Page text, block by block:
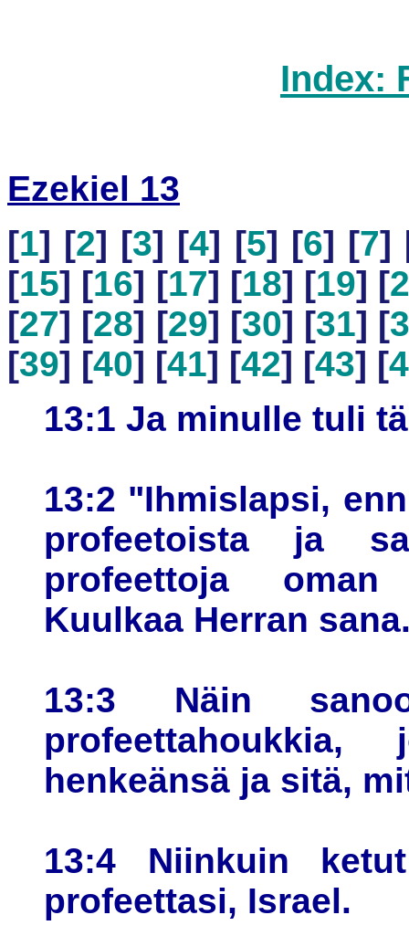
Index:
Ezekiel 13
[1] [2] [3] [4] [5] [6] [7]
[15] [16] [17] [18] [19] [
[27] [28] [29] [30] [31] [
[39] [40] [41] [42] [43] [
13:1 Ja minulle tuli
13:2 "Ihmislapsi,
profeetoista ja
profeettoja oman
Kuulkaa Herran
13:3 Näin
henkeänsä ja sitä,
13:4 Niinkuin
profeettasi, Israel.